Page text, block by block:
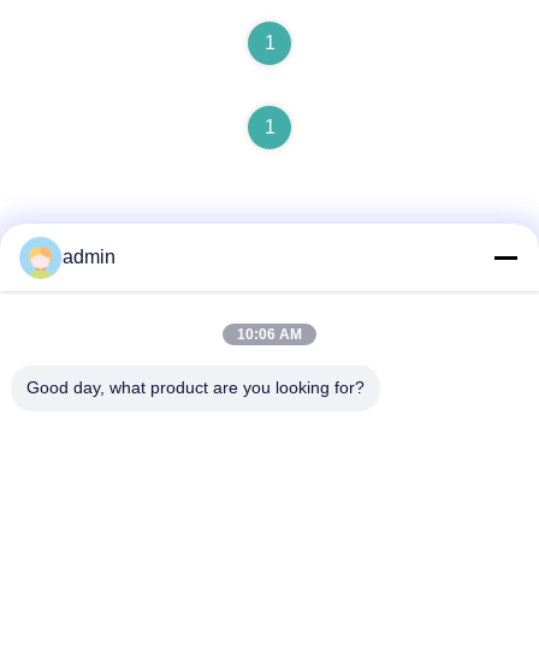
1
1
Adres
admin
10:06 AM
Good day, what product are you looking for?